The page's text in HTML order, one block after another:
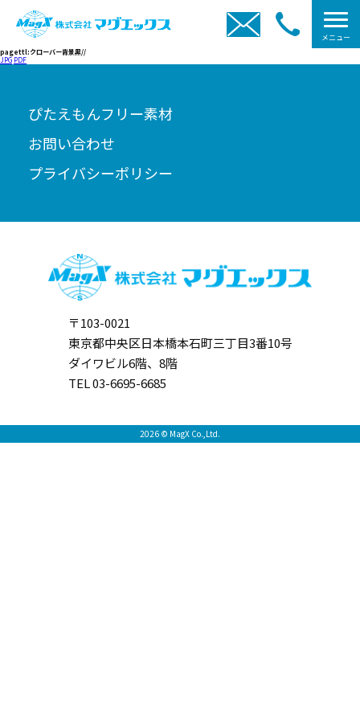
メニュー
pagettl:クローバー背景黒//
JPG PDF
ぴたえもんフリー素材
お問い合わせ
プライバシーポリシー
〒103-0021
東京都中央区日本橋本石町三丁目3番10号
ダイワビル6階、8階
TEL 03-6695-6685
2026 © MagX Co.,Ltd.